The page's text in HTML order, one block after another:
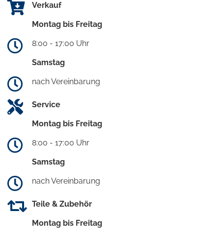
Verkauf
Montag bis Freitag
8:00 - 17:00 Uhr
Samstag
nach Vereinbarung
Service
Montag bis Freitag
8:00 - 17:00 Uhr
Samstag
nach Vereinbarung
Teile & Zubehör
Montag bis Freitag